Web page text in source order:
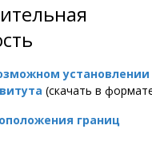
установлении
(скачать в
границ